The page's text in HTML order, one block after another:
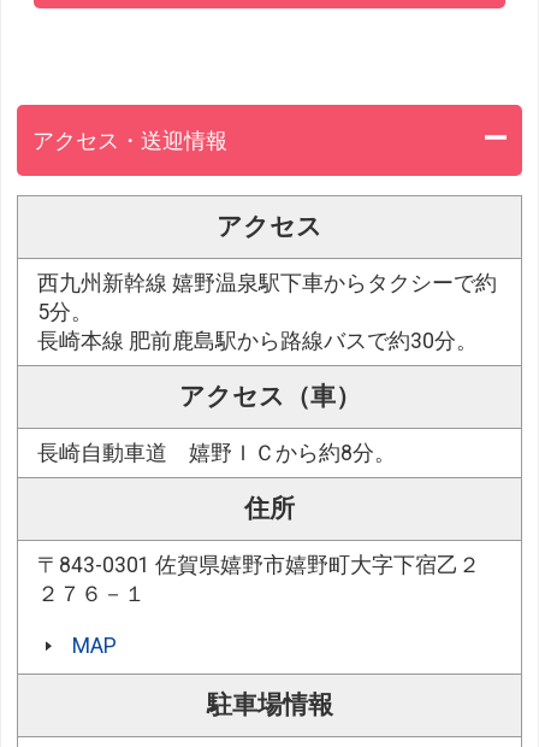
アクセス・送迎情報
アクセス
西九州新幹線 嬉野温泉駅下車からタクシーで約
5分。
長崎本線 肥前鹿島駅から路線バスで約30分。
アクセス（車）
長崎自動車道 嬉野ＩＣから約8分。
住所
〒843-0301 佐賀県嬉野市嬉野町大字下宿乙２
２７６－１
MAP
駐車場情報